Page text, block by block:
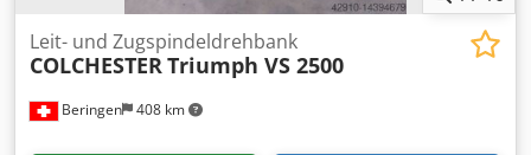
Beringen 408 km
Leit- und Zugspindeldrehbank
COLCHESTERTriumph VS 2500